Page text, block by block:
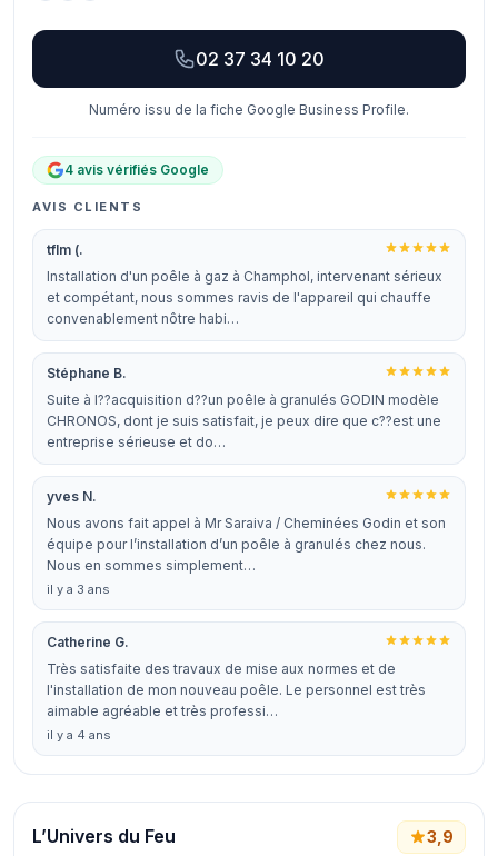
02 37 34 10 20
Numéro issu de la fiche Google Business Profile.
4 avis vérifiés Google
AVIS CLIENTS
tflm (.
Installation d'un poêle à gaz à Champhol, intervenant sérieux
et compétant, nous sommes ravis de l'appareil qui chauffe
convenablement nôtre habi…
Stéphane B.
Suite à l??acquisition d??un poêle à granulés GODIN modèle
CHRONOS, dont je suis satisfait, je peux dire que c??est une
entreprise sérieuse et do…
yves N.
Nous avons fait appel à Mr Saraiva / Cheminées Godin et son
équipe pour l’installation d’un poêle à granulés chez nous.
Nous en sommes simplement…
il y a 3 ans
Catherine G.
Très satisfaite des travaux de mise aux normes et de
l'installation de mon nouveau poêle. Le personnel est très
aimable agréable et très professi…
il y a 4 ans
L’Univers du Feu 3,9